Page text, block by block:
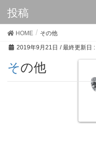
投稿
HOME その他
2019年9月21日 / 最終更新日 :
その他